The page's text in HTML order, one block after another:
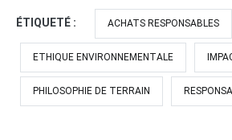
ÉTIQUETÉ : ACHATS RESPONSABLES
ETHIQUE ENVIRONNEMENTALE
PHILOSOPHIE DE TERRAIN